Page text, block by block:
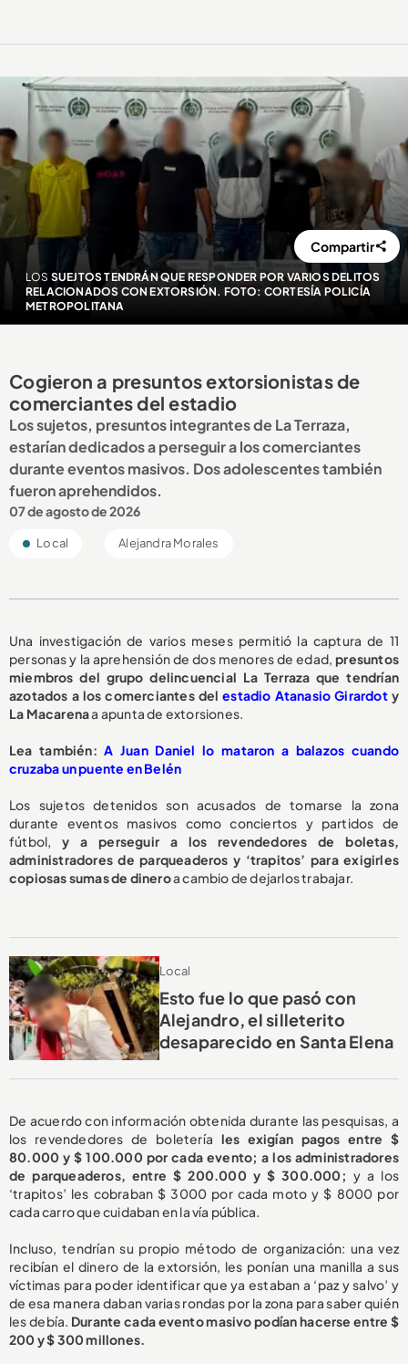
LOS SUEJTOS TENDRÁN QUE RESPONDER POR VARIOS DELITOS
RELACIONADOS CON EXTORSIÓN. FOTO: CORTESÍA POLICÍA
METROPOLITANA
Compartir
Cogieron a presuntos extorsionistas de
comerciantes del estadio
Los sujetos, presuntos integrantes de La Terraza,
estarían dedicados a perseguir a los comerciantes
durante eventos masivos. Dos adolescentes también
fueron aprehendidos.
07 de agosto de 2026
Local Alejandra Morales
Una investigación de varios meses permitió la captura de 11
personas y la aprehensión de dos menores de edad,presuntos
miembros del grupo delincuencial La Terraza que tendrían
azotados a los comerciantes delestadio Atanasio Girardoty
La Macarenaa apunta de extorsiones.
Lea también:A Juan Daniel lo mataron a balazos cuando
cruzaba un puente en Belén
Los sujetos detenidos son acusados de tomarse la zona
durante eventos masivos como conciertos y partidos de
fútbol,y a perseguir a los revendedores de boletas,
administradores de parqueaderos y ‘trapitos’ para exigirles
copiosas sumas de dineroa cambio de dejarlos trabajar.
Local
Esto fue lo que pasó con
Alejandro, el silleterito
desaparecido en Santa Elena
De acuerdo con información obtenida durante las pesquisas, a
los revendedores de boletería les exigían pagos entre $
80.000 y $ 100.000 por cada evento; a los administradores
de parqueaderos, entre $ 200.000 y $ 300.000; y a los
‘trapitos’ les cobraban $ 3000 por cada moto y $ 8000 por
cada carro que cuidaban en la vía pública.
Incluso, tendrían su propio método de organización: una vez
recibían el dinero de la extorsión, les ponían una manilla a sus
víctimas para poder identificar que ya estaban a ‘paz y salvo’ y
de esa manera daban varias rondas por la zona para saber quién
les debía. Durante cada evento masivo podían hacerse entre $
200 y $ 300 millones.